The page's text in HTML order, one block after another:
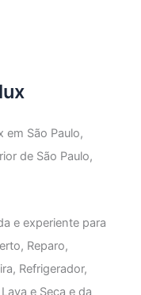
em São Paulo,
de São Paulo,
e experiente para
Reparo,
Refrigerador,
e Seca e da